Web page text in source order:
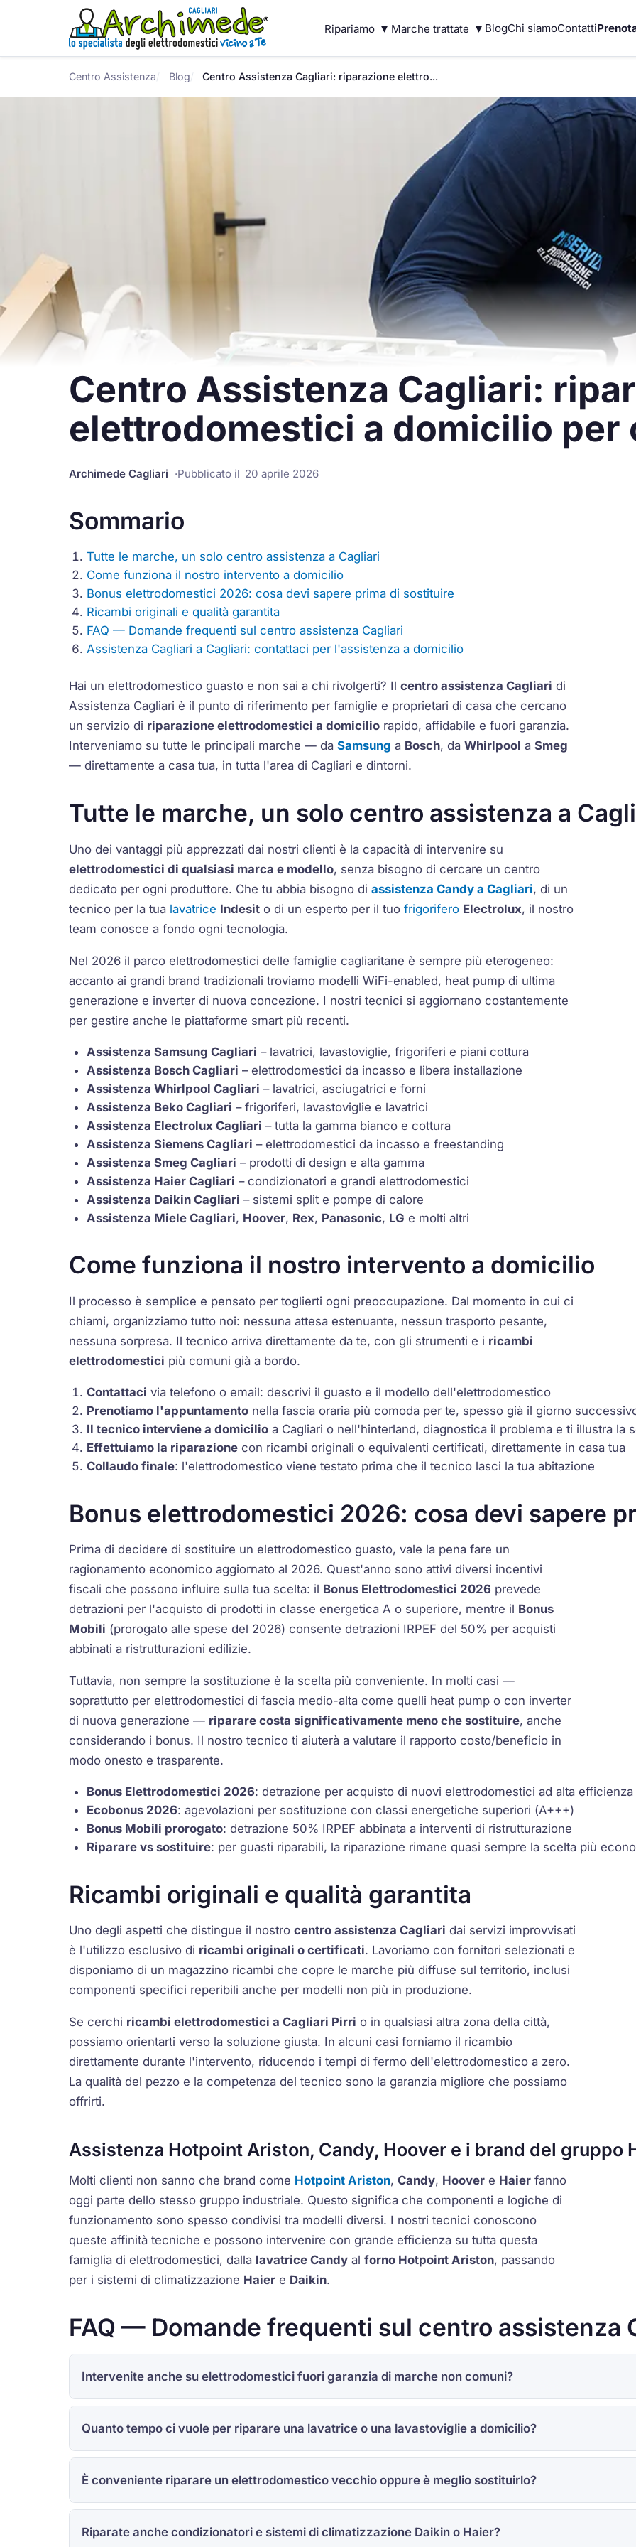
Ripariamo ▾ Marche trattate ▾ BlogChi siamoContatti
Centro Assistenza Blog Centro Assistenza Cagliari: riparazione elettro...
Centro Assistenza Cagliari:
elettrodomestici a domicilio per
Archimede Cagliari Pubblicato il 20 aprile 2026
Sommario
Tutte le marche, un solo centro assistenza a Cagliari
Come funziona il nostro intervento a domicilio
Bonus elettrodomestici 2026: cosa devi sapere prima di sostituire
Ricambi originali e qualità garantita
FAQ — Domande frequenti sul centro assistenza Cagliari
Assistenza Cagliari a Cagliari: contattaci per l'assistenza a domicilio
Hai un elettrodomestico guasto e non sai a chi rivolgerti? Ilcentro assistenza Cagliari di
Assistenza Cagliari è il punto di riferimento per famiglie e proprietari di casa che cercano
un servizio di riparazione elettrodomestici a domicilio rapido, affidabile e fuori garanzia.
Interveniamo su tutte le principali marche — daSamsung a Bosch, daWhirlpool aSmeg
— direttamente a casa tua, in tutta l'area di Cagliari e dintorni.
Tutte le marche, un solo centro assistenza a
Uno dei vantaggi più apprezzati dai nostri clienti è la capacità di intervenire su
elettrodomestici di qualsiasi marca e modello, senza bisogno di cercare un centro
dedicato per ogni produttore. Che tu abbia bisogno diassistenza Candy a Cagliari, di un
tecnico per la tua lavatrice Indesit o di un esperto per il tuofrigorifero Electrolux, il nostro
team conosce a fondo ogni tecnologia.
Nel 2026 il parco elettrodomestici delle famiglie cagliaritane è sempre più eterogeneo:
accanto ai grandi brand tradizionali troviamo modelliWiFi-enabled, heat pump di ultima
generazione e inverter di nuova concezione. I nostri tecnici si aggiornano costantemente
per gestire anche le piattaforme smart più recenti.
Assistenza Samsung Cagliari – lavatrici, lavastoviglie, frigoriferi e piani cottura
Assistenza Bosch Cagliari – elettrodomestici da incasso e libera installazione
Assistenza Whirlpool Cagliari – lavatrici, asciugatrici e forni
Assistenza Beko Cagliari – frigoriferi, lavastoviglie e lavatrici
Assistenza Electrolux Cagliari – tutta la gamma bianco e cottura
Assistenza Siemens Cagliari – elettrodomestici da incasso e freestanding
Assistenza Smeg Cagliari – prodotti di design e alta gamma
Assistenza Haier Cagliari – condizionatori e grandi elettrodomestici
Assistenza Daikin Cagliari – sistemi split e pompe di calore
Assistenza Miele Cagliari, Hoover, Rex, Panasonic, LG e molti altri
Come funziona il nostro intervento a domicilio
Il processo è semplice e pensato per toglierti ogni preoccupazione. Dal momento in cui ci
chiami, organizziamo tutto noi: nessuna attesa estenuante, nessun trasporto pesante,
nessuna sorpresa. Il tecnico arriva direttamente da te, con gli strumenti e i ricambi
elettrodomestici più comuni già a bordo.
Contattaci via telefono o email: descrivi il guasto e il modello dell'elettrodomestico
Prenotiamo l'appuntamento nella fascia oraria più comoda per te, spesso già il giorno
Il tecnico interviene a domicilio a Cagliari o nell'hinterland, diagnostica il problema e ti illustra la
Effettuiamo la riparazione con ricambi originali o equivalenti certificati, direttamente in casa tua
Collaudo finale: l'elettrodomestico viene testato prima che il tecnico lasci la tua abitazione
Bonus elettrodomestici 2026: cosa devi sapere
Prima di decidere di sostituire un elettrodomestico guasto, vale la pena fare un
ragionamento economico aggiornato al 2026. Quest'anno sono attivi diversi incentivi
fiscali che possono influire sulla tua scelta: il Bonus Elettrodomestici 2026 prevede
detrazioni per l'acquisto di prodotti in classe energetica A o superiore, mentre il Bonus
Mobili (prorogato alle spese del 2026) consente detrazioni IRPEF del 50% per acquisti
abbinati a ristrutturazioni edilizie.
Tuttavia, non sempre la sostituzione è la scelta più conveniente. In molti casi —
soprattutto per elettrodomestici di fascia medio-alta come quelli heat pump o con inverter
di nuova generazione — riparare costa significativamente meno che sostituire, anche
considerando i bonus. Il nostro tecnico ti aiuterà a valutare il rapporto costo/beneficio in
modo onesto e trasparente.
Bonus Elettrodomestici 2026: detrazione per acquisto di nuovi elettrodomestici ad alta
Ecobonus 2026: agevolazioni per sostituzione con classi energetiche superiori (A+++)
Bonus Mobili prorogato: detrazione 50% IRPEF abbinata a interventi di ristrutturazione
Riparare vs sostituire: per guasti riparabili, la riparazione rimane quasi sempre la scelta più
Ricambi originali e qualità garantita
Uno degli aspetti che distingue il nostrocentro assistenza Cagliari dai servizi improvvisati
è l'utilizzo esclusivo di ricambi originali o certificati. Lavoriamo con fornitori selezionati e
disponiamo di un magazzino ricambi che copre le marche più diffuse sul territorio, inclusi
componenti specifici reperibili anche per modelli non più in produzione.
Se cerchi ricambi elettrodomestici a Cagliari Pirri o in qualsiasi altra zona della città,
possiamo orientarti verso la soluzione giusta. In alcuni casi forniamo il ricambio
direttamente durante l'intervento, riducendo i tempi di fermo dell'elettrodomestico a zero.
La qualità del pezzo e la competenza del tecnico sono la garanzia migliore che possiamo
offrirti.
Assistenza Hotpoint Ariston, Candy, Hoover e i brand del gruppo
Molti clienti non sanno che brand come Hotpoint Ariston,Candy, Hoover e Haier fanno
oggi parte dello stesso gruppo industriale. Questo significa che componenti e logiche di
funzionamento sono spesso condivisi tra modelli diversi. I nostri tecnici conoscono
queste affinità tecniche e possono intervenire con grande efficienza su tutta questa
famiglia di elettrodomestici, dalla lavatrice Candy alforno Hotpoint Ariston, passando
per i sistemi di climatizzazione Haier e Daikin.
FAQ — Domande frequenti sul centro assistenza
Intervenite anche su elettrodomestici fuori garanzia di marche non comuni?
Quanto tempo ci vuole per riparare una lavatrice o una lavastoviglie a domicilio?
È conveniente riparare un elettrodomestico vecchio oppure è meglio sostituirlo?
Riparate anche condizionatori e sistemi di climatizzazione Daikin o Haier?